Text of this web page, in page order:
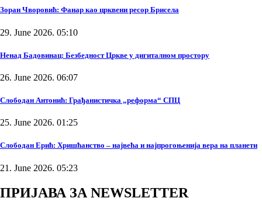
Зоран Чворовић: Фанар као црквени ресор Брисела
29. June 2026. 05:10
Ненад Бадовинац: Безбедност Цркве у дигиталном простору
26. June 2026. 06:07
Слободан Антонић: Грађанистичка „реформа“ СПЦ
25. June 2026. 01:25
Слободан Ерић: Хришћанство – највећа и најпрогоњенија вера на планети
21. June 2026. 05:23
ПРИЈАВА ЗА NEWSLETTER